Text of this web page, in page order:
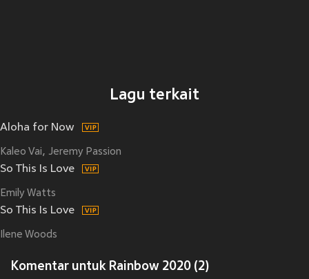
Lagu terkait
Aloha for Now
Kaleo Vai Jeremy Passion
So This Is Love
Emily Watts
So This Is Love
Ilene Woods
Komentar untuk Rainbow 2020 (2)